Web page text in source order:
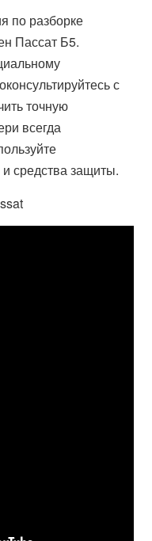
по разборке
Пассат Б5.
с
точную
всегда
средства защиты.